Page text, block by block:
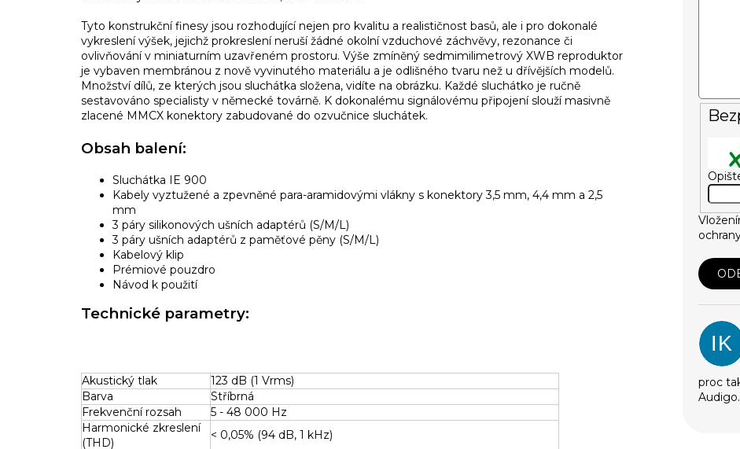
Tyto konstrukční finesy jsou rozhodující nejen pro kvalitu a realističnost basů, ale i pro dokonalé
vykreslení výšek, jejichž prokreslení neruší žádné okolní vzduchové záchvěvy, rezonance či
ovlivňování v miniaturním uzavřeném prostoru. Výše zmíněný sedmimilimetrový XWB reproduktor
je vybaven membránou z nově vyvinutého materiálu a je odlišného tvaru než u dřívějších modelů.
Množství dílů, ze kterých jsou sluchátka složena, vidíte na obrázku. Každé sluchátko je ručně
sestavováno specialisty v německé továrně. K dokonalému signálovému připojení slouží masivně
zlacené MMCX konektory zabudované do ozvučnice sluchátek.
Obsah balení:
Sluchátka IE 900
Kabely vyztužené a zpevněné para-aramidovými vlákny s konektory 3,5 mm, 4,4 mm a 2,5
mm
3 páry silikonových ušních adaptérů (S/M/L)
3 páry ušních adaptérů z paměťové pěny (S/M/L)
Kabelový klip
Prémiové pouzdro
Návod k použití
Technické parametry:
Akustický tlak
123 dB (1 Vrms)
Barva
Stříbrná
Frekvenční rozsah
5 - 48 000 Hz
Harmonické zkreslení
(THD)
< 0,05% (94 dB, 1 kHz)
ý
p
i
s
i
s
IK
proc